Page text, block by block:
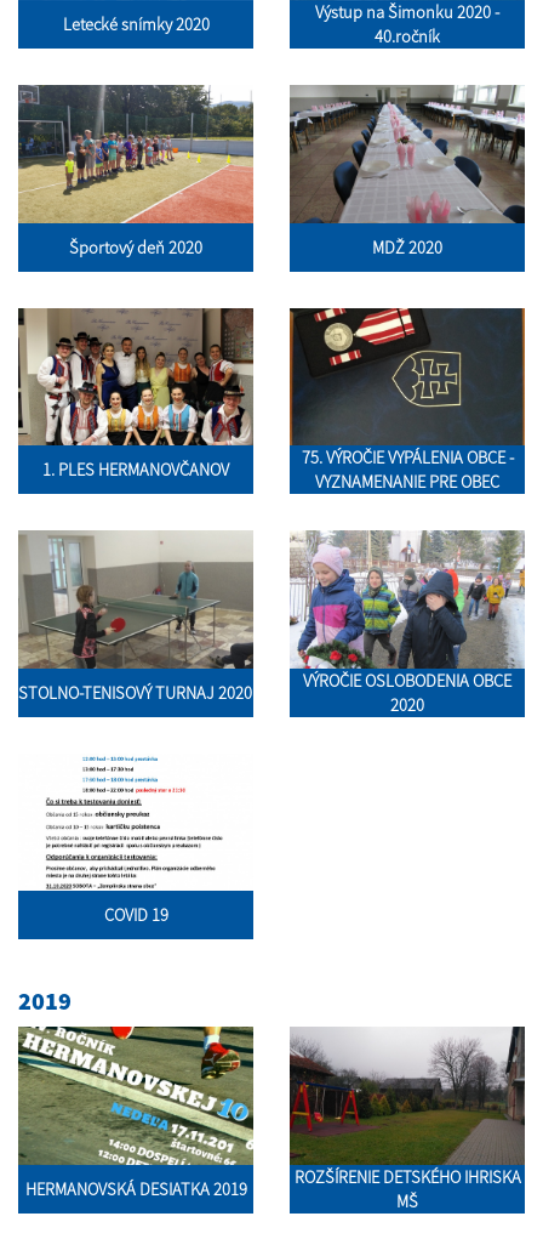
Letecké snímky 2020
Výstup na Šimonku 2020 -
40.ročník
Športový deň 2020 MDŽ 2020
1. PLES HERMANOVČANOV
75. VÝROČIE VYPÁLENIA OBCE -
VYZNAMENANIE PRE OBEC
STOLNO-TENISOVÝ TURNAJ 2020
VÝROČIE OSLOBODENIA OBCE
2020
COVID 19
2019
HERMANOVSKÁ DESIATKA 2019
ROZŠÍRENIE DETSKÉHO IHRISKA
MŠ